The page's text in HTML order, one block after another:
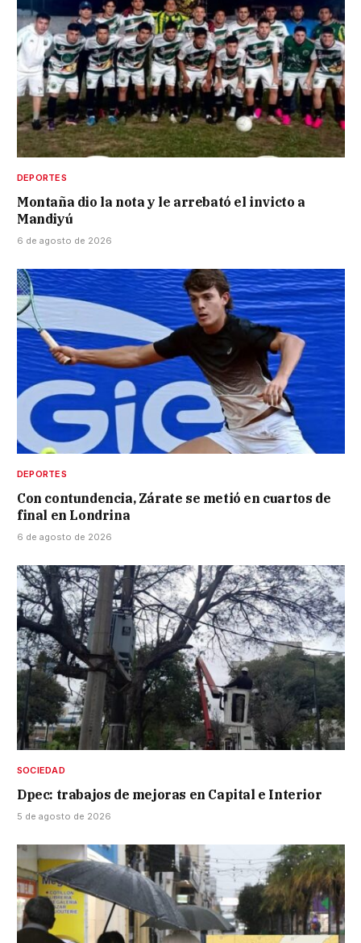
DEPORTES
Montaña dio la nota y le arrebató el invicto a
Mandiyú
6 de agosto de 2026
DEPORTES
Con contundencia, Zárate se metió en cuartos de
final en Londrina
6 de agosto de 2026
SOCIEDAD
Dpec: trabajos de mejoras en Capital e Interior
5 de agosto de 2026